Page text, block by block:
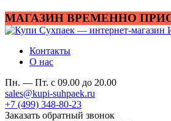
МАГАЗИН ВРЕМЕННО
Контакты
О нас
Пн. — Пт. с 09.00 до 20.00
sales@kupi-suhpaek.ru
+7 (499) 348-80-23
Заказать обратный звонок